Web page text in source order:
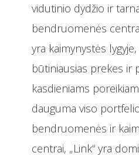
vidutinio dydžio ir
bendruomenės
yra kaimynystės
būtiniausias prekes ir
kasdieniams
dauguma viso
bendruomenės ir
centrai, „Link“ yra